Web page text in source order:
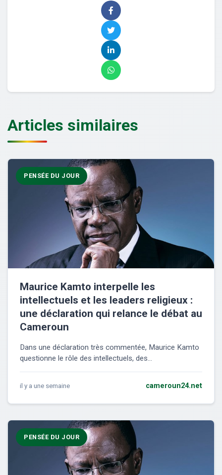
Articles similaires
PENSÉE DU JOUR
Maurice Kamto interpelle les
intellectuels et les leaders religieux :
une déclaration qui relance le débat au
Cameroun
Dans une déclaration très commentée, Maurice Kamto
questionne le rôle des intellectuels, des...
il y a une semaine cameroun24.net
PENSÉE DU JOUR